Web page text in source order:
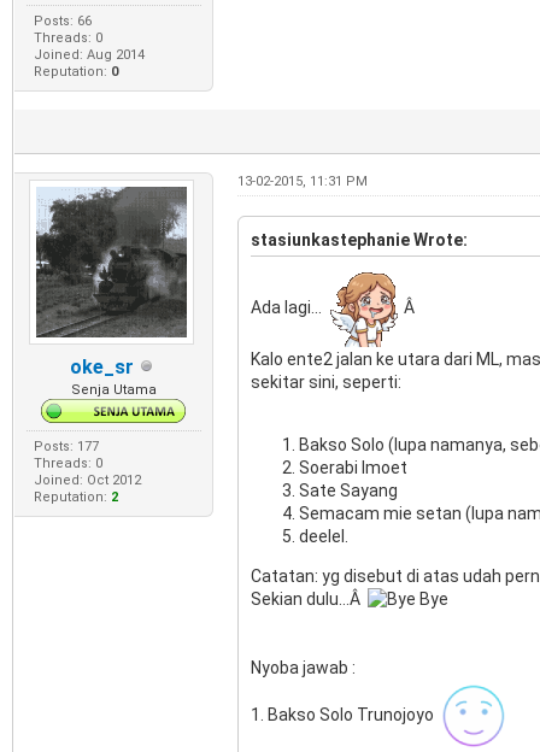
Posts: 66
Threads: 0
Joined: Aug 2014
Reputation: 0
oke_sr
Senja Utama
Posts: 177
Threads: 0
Joined: Oct 2012
Reputation: 2
13-02-2015, 11:31 PM
stasiunkastephanie Wrote:
Ada lagi... Â
Kalo ente2 jalan ke utara dari ML,
sekitar sini, seperti:
Bakso Solo (lupa namanya,
Soerabi Imoet
Sate Sayang
Semacam mie setan (lupa
deelel.
Catatan: yg disebut di atas udah
Sekian dulu...Â
Nyoba jawab :
1. Bakso Solo Trunojoyo